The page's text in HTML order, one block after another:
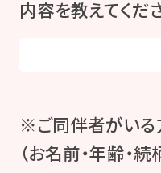
内容を教えてくだ
※ご同伴者がいる
（お名前・年齢・続